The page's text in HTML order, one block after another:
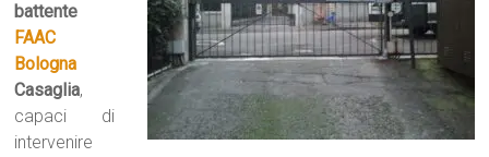
battente
FAAC
Bologna
Casaglia,
capaci di
intervenire